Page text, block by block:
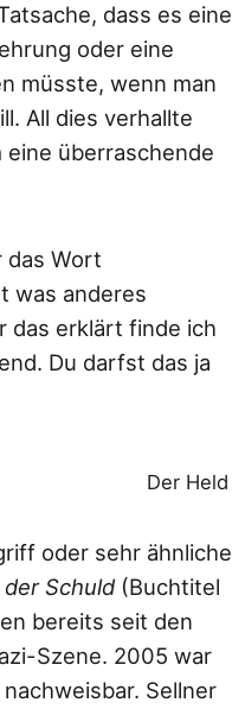
dass es eine
oder eine
müsste, wenn man
All dies verhallte
überraschende
das Wort
was anderes
das erklärt finde ich
Du darfst das ja
Der Held
oder sehr ähnliche
Schuld (Buchtitel
bereits seit den
Szene. 2005 war
Sellner